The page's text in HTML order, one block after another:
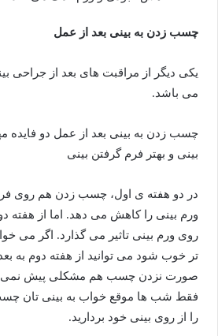
چسب زدن به بینی بعد از عمل
یکی دیگر از مراقبت های بعد از جراحی
می باشد.
چسب زدن به بینی بعد از عمل دو فایده
بینی و بهتر فرم گرفتن بینی
در دو هفته ی اول، چسب زدن هم روی فرم
ورم بینی را کاهش می دهد. اما از هفته
روی ورم بینی تاثیر می گذارد. اگر می
تر خوب شود می توانید از هفته دوم به
صورت نزدن چسب هم مشکلی پیش نمی
فقط شب ها موقع خواب به بینی تان
را از روی بینی خود بردارید.